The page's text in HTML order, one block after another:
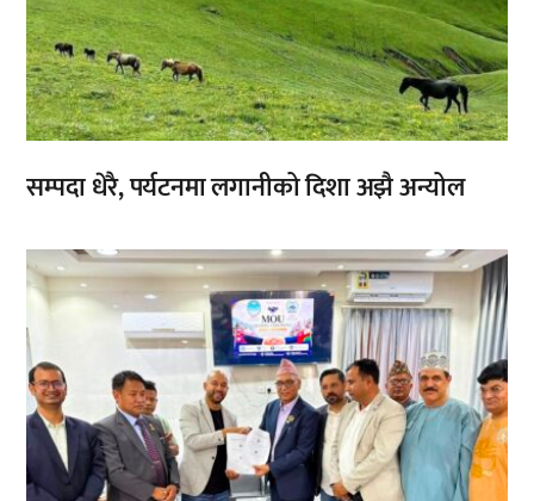
सम्पदा धेरै, पर्यटनमा लगानीको दिशा अझै अन्योल
,,